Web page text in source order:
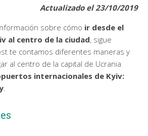
Actualizado el 23/10/2019
sobre cómo ir desde el
al centro de la ciudad, sigue
te contamos diferentes maneras y
al centro de la capital de Ucrania
internacionales de Kyiv:
.